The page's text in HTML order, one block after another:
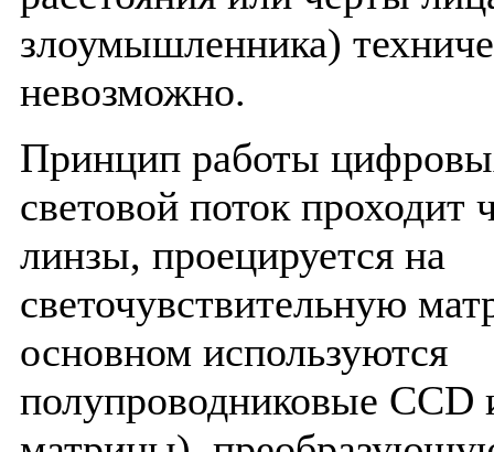
злоумышленника)
невозможно.
Принцип работы
световой поток проходит
линзы, проецируется на
светочувствительную
основном используются
полупроводниковые CCD